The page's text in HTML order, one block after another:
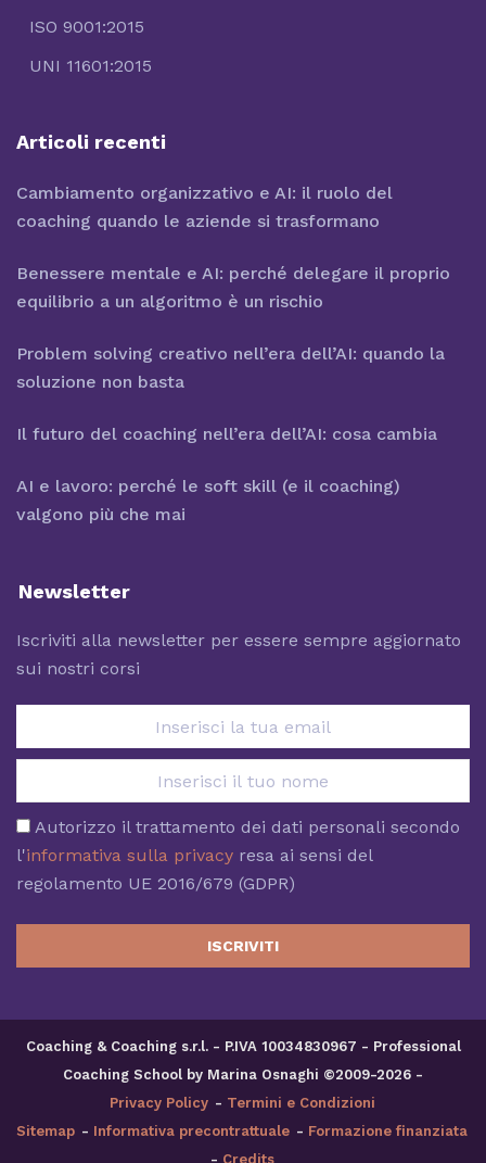
ISO 9001:2015
UNI 11601:2015
Articoli recenti
Cambiamento organizzativo e AI: il ruolo del
coaching quando le aziende si trasformano
Benessere mentale e AI: perché delegare il proprio
equilibrio a un algoritmo è un rischio
Problem solving creativo nell’era dell’AI: quando la
soluzione non basta
Il futuro del coaching nell’era dell’AI: cosa cambia
AI e lavoro: perché le soft skill (e il coaching)
valgono più che mai
Newsletter
Iscriviti alla newsletter per essere sempre aggiornato
sui nostri corsi
Autorizzo il trattamento dei dati personali secondo
l'informativa sulla privacy resa ai sensi del
regolamento UE 2016/679 (GDPR)
ISCRIVITI
Coaching & Coaching s.r.l. - P.IVA 10034830967 - Professional
Coaching School by Marina Osnaghi ©2009-2026 -
Privacy Policy - Termini e Condizioni
Sitemap - Informativa precontrattuale - Formazione finanziata
- Credits